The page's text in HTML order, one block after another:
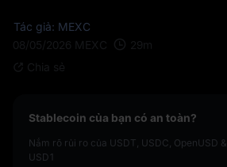
Tác giả: MEXC
08/05/2026 MEXC 29 m
Chia sẻ
Stablecoin của bạn có an toàn?
Nắm rõ rủi ro của USDT, USDC, OpenUSD &
USD1